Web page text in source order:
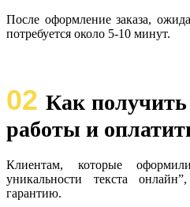
После оформление заказа,
потребуется около 5-10 минут.
02Как
работы и
Клиентам, которые
уникальности текста
гарантию.